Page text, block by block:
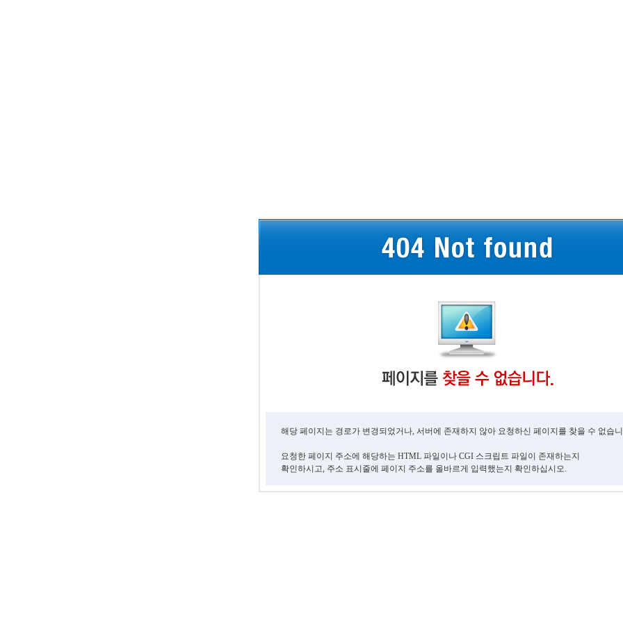
해당 페이지는 경로가 변경되었거나, 서버에 존재하지 않아 요청하신 페이지를 찾을 수 없습
요청한 페이지 주소에 해당하는 HTML 파일이나 CGI 스크립트 파일이 존재하는지
확인하시고, 주소 표시줄에 페이지 주소를 올바르게 입력했는지 확인하십시오.